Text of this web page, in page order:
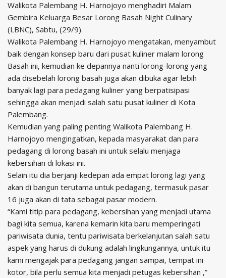
Walikota Palembang H. Harnojoyo menghadiri Malam
Gembira Keluarga Besar Lorong Basah Night Culinary
(LBNC), Sabtu, (29/9).
Walikota Palembang H. Harnojoyo mengatakan, menyambut
baik dengan konsep baru dari pusat kuliner malam lorong
Basah ini, kemudian ke depannya nanti lorong-lorong yang
ada disebelah lorong basah juga akan dibuka agar lebih
banyak lagi para pedagang kuliner yang berpatisipasi
sehingga akan menjadi salah satu pusat kuliner di Kota
Palembang.
Kemudian yang paling penting Walikota Palembang H.
Harnojoyo mengingatkan, kepada masyarakat dan para
pedagang di lorong basah ini untuk selalu menjaga
kebersihan di lokasi ini.
Selain itu dia berjanji kedepan ada empat lorong lagi yang
akan di bangun terutama untuk pedagang, termasuk pasar
16 juga akan di tata sebagai pasar modern.
“Kami titip para pedagang, kebersihan yang menjadi utama
bagi kita semua, karena kemarin kita baru memperingati
pariwisata dunia, tentu pariwisata berkelanjutan salah satu
aspek yang harus di dukung adalah lingkungannya, untuk itu
kami mengajak para pedagang jangan sampai, tempat ini
kotor, bila perlu semua kita menjadi petugas kebersihan ,”